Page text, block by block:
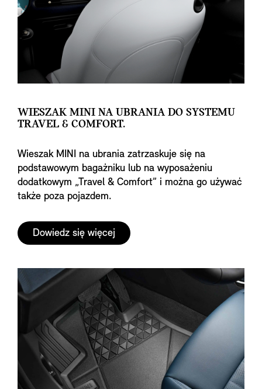
WIESZAK MINI NA UBRANIA DO SYSTEMU
TRAVEL & COMFORT.
Wieszak MINI na ubrania zatrzaskuje się na
podstawowym bagażniku lub na wyposażeniu
dodatkowym „Travel & Comfort” i można go używać
także poza pojazdem.
Dowiedz się więcej